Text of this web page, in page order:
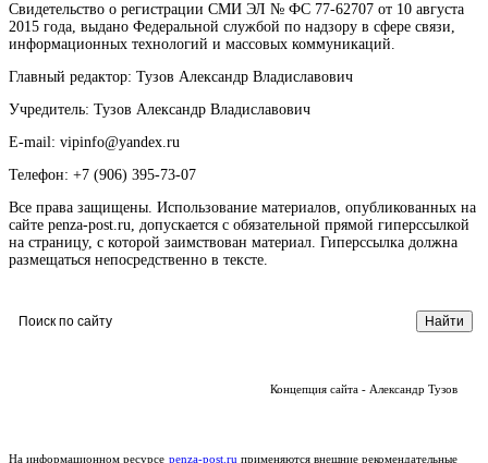
Свидетельство о регистрации СМИ ЭЛ № ФС 77-62707 от 10 августа
2015 года, выдано Федеральной службой по надзору в сфере связи,
информационных технологий и массовых коммуникаций.
Главный редактор: Тузов Александр Владиславович
Учредитель: Тузов Александр Владиславович
E-mail: vipinfo@yandex.ru
Телефон: +7 (906) 395-73-07
Все права защищены. Использование материалов, опубликованных на
сайте penza-post.ru, допускается с обязательной прямой гиперссылкой
на страницу, с которой заимствован материал. Гиперссылка должна
размещаться непосредственно в тексте.
Концепция сайта - Александр Тузов
На информационном ресурсе penza-post.ru применяются внешние рекомендательные